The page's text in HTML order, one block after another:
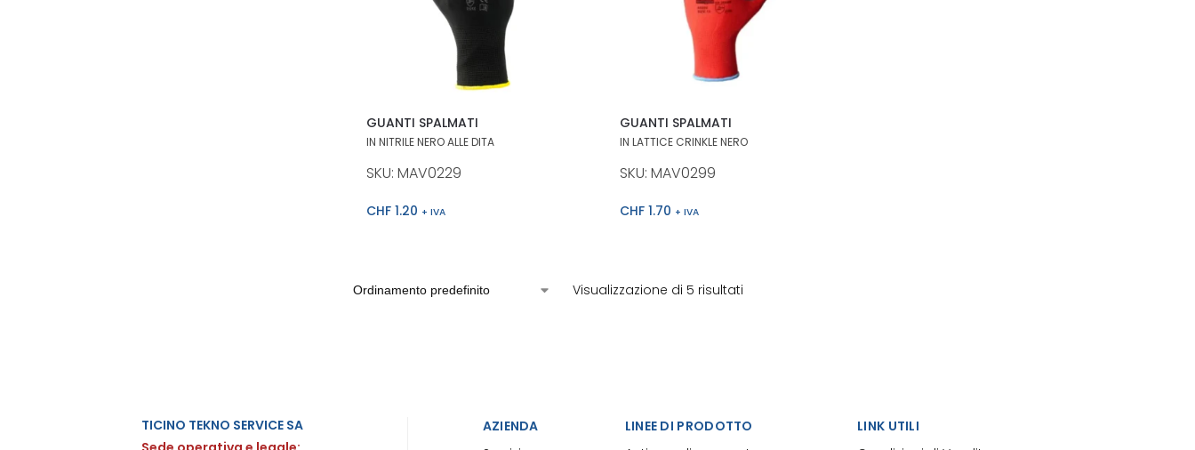
GUANTI SPALMATI
IN NITRILE NERO ALLE DITA
SKU: MAV0229
CHF 1.20 + IVA
GUANTI SPALMATI
IN LATTICE CRINKLE NERO
SKU: MAV0299
CHF 1.70 + IVA
Visualizzazione di 5 risultati
TICINO TEKNO SERVICE SA
AZIENDA
LINEE DI PRODOTTO
LINK UTILI